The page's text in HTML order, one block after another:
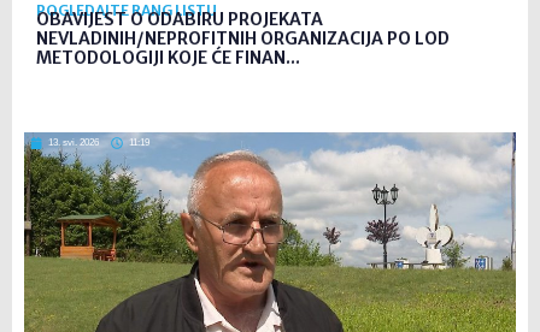
POGLEDAJTE RANG LISTU
OBAVIJEST O ODABIRU PROJEKATA
NEVLADINIH/NEPROFITNIH ORGANIZACIJA PO LOD
METODOLOGIJI KOJE ĆE FINAN...
13. svi. 2026 11:19